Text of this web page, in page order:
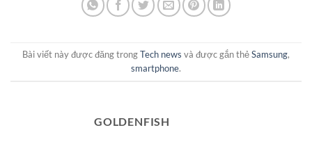
Bài viết này được đăng trongTech news và được gắn thẻSamsung,
smartphone.
GOLDENFISH